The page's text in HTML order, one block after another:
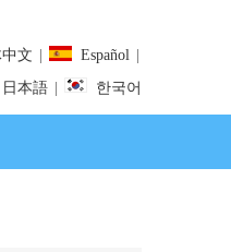
文 Español
日本語 | 한국어